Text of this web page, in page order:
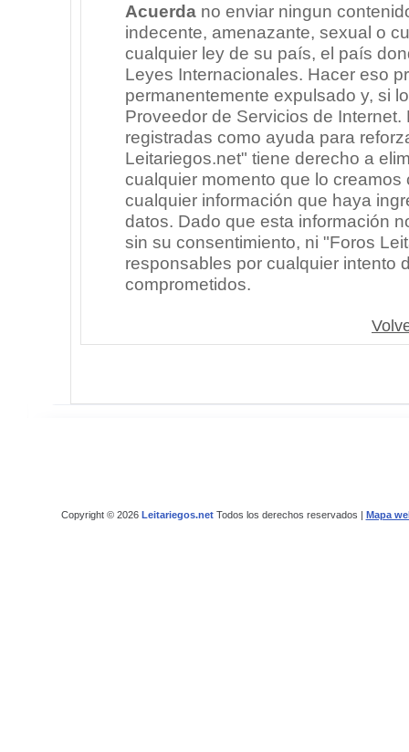
Acuerdano enviar ningun
indecente, amenazante, sexual o
cualquier ley de su país, el país
Leyes Internacionales. Hacer eso
permanentemente expulsado y, si
Proveedor de Servicios de
registradas como ayuda para
Leitariegos.net" tiene derecho a
cualquier momento que lo
cualquier información que haya
datos. Dado que esta información
sin su consentimiento, ni "Foros
responsables por cualquier intento
comprometidos.
Copyright © 2026 Leitariegos.netTodos los derechos reservados | Mapa